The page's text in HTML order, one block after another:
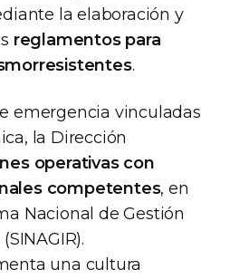
la elaboración y
reglamentos para
.
emergencia vinculadas
la Dirección
operativas con
competentes, en
Nacional de Gestión
una cultura